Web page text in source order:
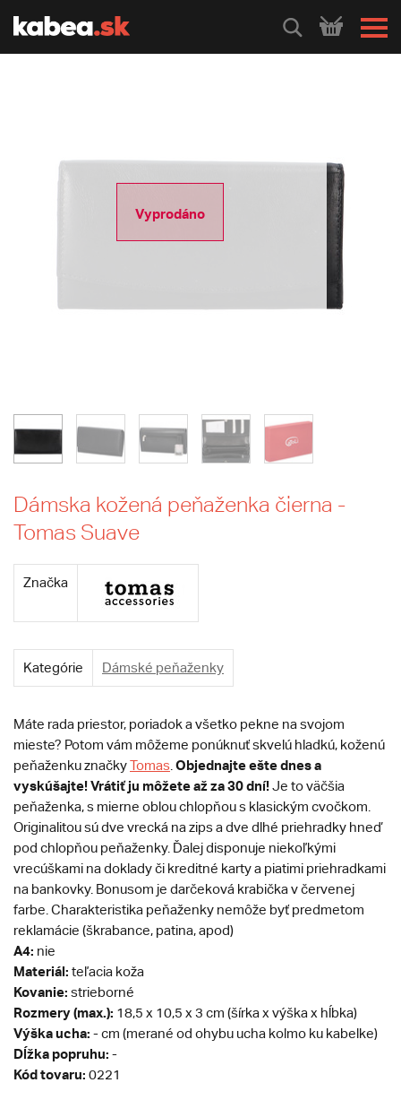
HLEDEJ
Vyprodáno
Dámska kožená peňaženka čierna -
Tomas Suave
Značka
Kategórie Dámské peňaženky
Máte rada priestor, poriadok a všetko pekne na svojom
mieste? Potom vám môžeme ponúknuť skvelú hladkú, koženú
peňaženku značkyTomas Objednajte ešte dnes a
vyskúšajte! Vrátiť ju môžete až za 30 dní!Je to väčšia
peňaženka, s mierne oblou chlopňou s klasickým cvočkom.
Originalitou sú dve vrecká na zips a dve dlhé priehradky hneď
pod chlopňou peňaženky. Ďalej disponuje niekoľkými
vrecúškami na doklady či kreditné karty a piatimi priehradkami
na bankovky. Bonusom je darčeková krabička v červenej
farbe. Charakteristika peňaženky nemôže byť predmetom
reklamácie (škrabance, patina, apod)
A4: nie
Materiál: teľacia koža
Kovanie: strieborné
Rozmery (max.): 18,5 x 10,5 x 3 cm (šírka x výška x hĺbka)
Výška ucha: - cm (merané od ohybu ucha kolmo ku kabelke)
Dĺžka popruhu: -
Kód tovaru: 0221